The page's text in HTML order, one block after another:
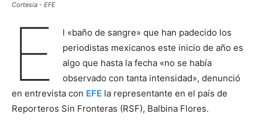
Cortesía - EFE
E
l «baño de sangre» que han padecido los
periodistas mexicanos este inicio de año es
algo que hasta la fecha «no se había
observado con tanta intensidad», denunció
en entrevista con EFE la representante en el país de
Reporteros Sin Fronteras (RSF), Balbina Flores.